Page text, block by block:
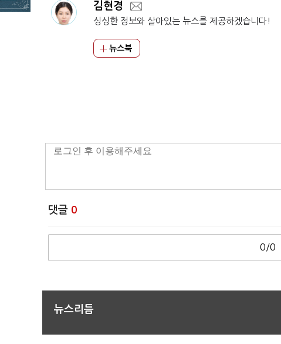
김현경
싱싱한 정보와 살아있는 뉴스를 제공하겠습니다!
뉴스북
댓글 0
0/0
뉴스리듬